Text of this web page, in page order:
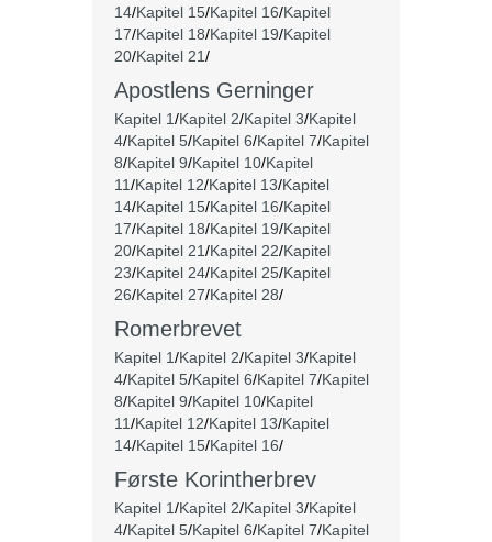
14/Kapitel 15/Kapitel 16/Kapitel
17/Kapitel 18/Kapitel 19/Kapitel
20/Kapitel 21/
Apostlens Gerninger
Kapitel 1/Kapitel 2/Kapitel 3/Kapitel
4/Kapitel 5/Kapitel 6/Kapitel 7/Kapitel
8/Kapitel 9/Kapitel 10/Kapitel
11/Kapitel 12/Kapitel 13/Kapitel
14/Kapitel 15/Kapitel 16/Kapitel
17/Kapitel 18/Kapitel 19/Kapitel
20/Kapitel 21/Kapitel 22/Kapitel
23/Kapitel 24/Kapitel 25/Kapitel
26/Kapitel 27/Kapitel 28/
Romerbrevet
Kapitel 1/Kapitel 2/Kapitel 3/Kapitel
4/Kapitel 5/Kapitel 6/Kapitel 7/Kapitel
8/Kapitel 9/Kapitel 10/Kapitel
11/Kapitel 12/Kapitel 13/Kapitel
14/Kapitel 15/Kapitel 16/
Første Korintherbrev
Kapitel 1/Kapitel 2/Kapitel 3/Kapitel
4/Kapitel 5/Kapitel 6/Kapitel 7/Kapitel